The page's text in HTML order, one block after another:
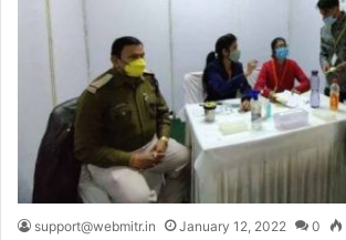
support@webmitr.in January 12, 2022 0